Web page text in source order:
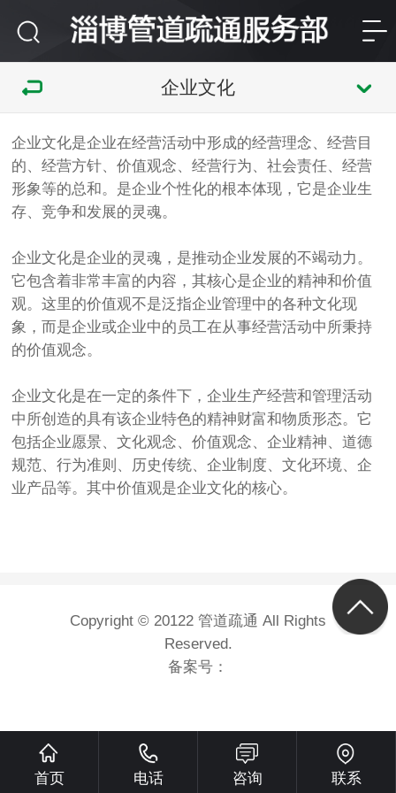
企业文化
企业文化是企业在经营活动中形成的经营理念、经营目
的、经营方针、价值观念、经营行为、社会责任、经营
形象等的总和。是企业个性化的根本体现，它是企业生
存、竞争和发展的灵魂。
企业文化是企业的灵魂，是推动企业发展的不竭动力。
它包含着非常丰富的内容，其核心是企业的精神和价值
观。这里的价值观不是泛指企业管理中的各种文化现
象，而是企业或企业中的员工在从事经营活动中所秉持
的价值观念。
企业文化是在一定的条件下，企业生产经营和管理活动
中所创造的具有该企业特色的精神财富和物质形态。它
包括企业愿景、文化观念、价值观念、企业精神、道德
规范、行为准则、历史传统、企业制度、文化环境、企
业产品等。其中价值观是企业文化的核心。
Copyright © 20122 管道疏通 All Rights
Reserved.
备案号：
首页 电话 咨询 联系